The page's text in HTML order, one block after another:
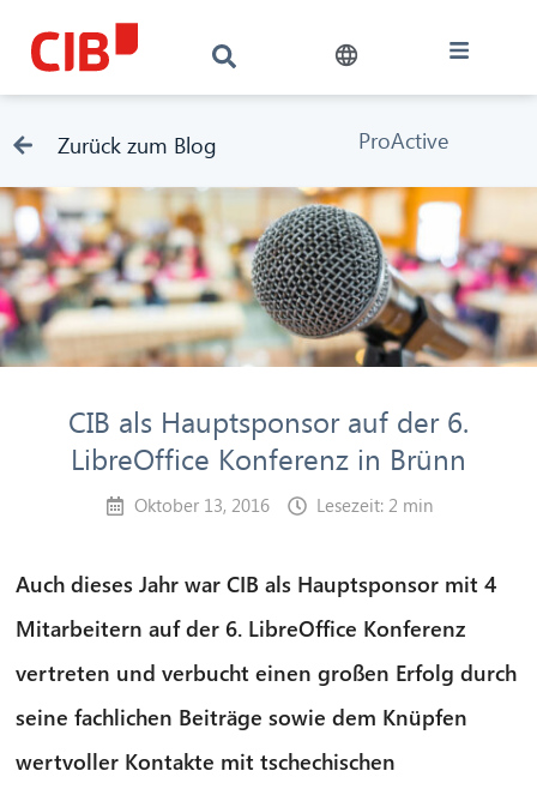
Zurück zum Blog ProActive
CIB als Hauptsponsor auf der 6.
LibreOffice Konferenz in Brünn
Oktober 13, 2016 Lesezeit: 2 min
Auch dieses Jahr war CIB als Hauptsponsor mit 4
Mitarbeitern auf der 6. LibreOffice Konferenz
vertreten und verbucht einen großen Erfolg durch
seine fachlichen Beiträge sowie dem Knüpfen
wertvoller Kontakte mit tschechischen